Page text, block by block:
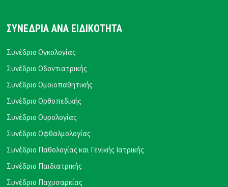
ΣΥΝΕΔΡΙΑ ΑΝΑ ΕΙΔΙΚΟΤΗΤΑ
Συνέδριο Ογκολογίας
Συνέδριο Οδοντιατρικής
Συνέδριο Ομοιοπαθητικής
Συνέδριο Ορθοπεδικής
Συνέδριο Ουρολογίας
Συνέδριο Οφθαλμολογίας
Συνέδριο Παθολογίας και Γενικής Ιατρικής
Συνέδριο Παιδιατρικής
Συνέδριο Παχυσαρκίας